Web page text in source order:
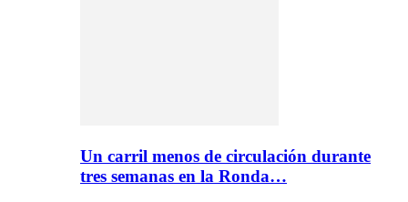
Un carril menos de circulación durante
tres semanas en la Ronda…